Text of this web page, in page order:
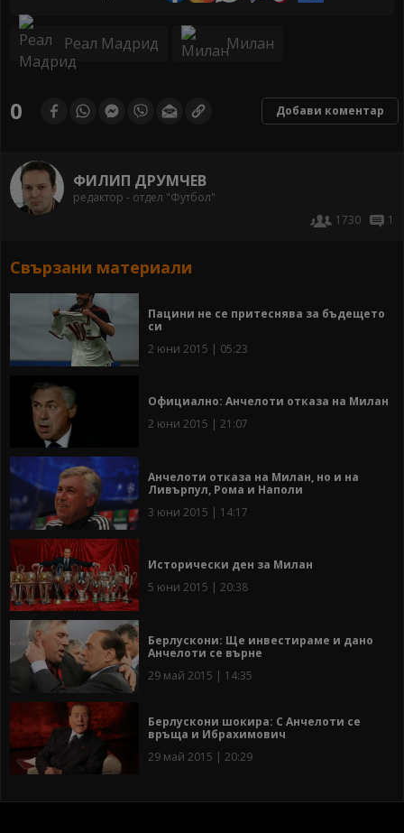
Реал Мадрид Милан
0 Добави коментар
ФИЛИП ДРУМЧЕВ
редактор - отдел "Футбол"
1730
1
Свързани материали
Пацини не се притеснява за бъдещето
си
2 юни 2015 | 05:23
Официално: Анчелоти отказа на Милан
2 юни 2015 | 21:07
Анчелоти отказа на Милан, но и на
Ливърпул, Рома и Наполи
3 юни 2015 | 14:17
Исторически ден за Милан
5 юни 2015 | 20:38
Берлускони: Ще инвестираме и дано
Анчелоти се върне
29 май 2015 | 14:35
Берлускони шокира: С Анчелоти се
връща и Ибрахимович
29 май 2015 | 20:29